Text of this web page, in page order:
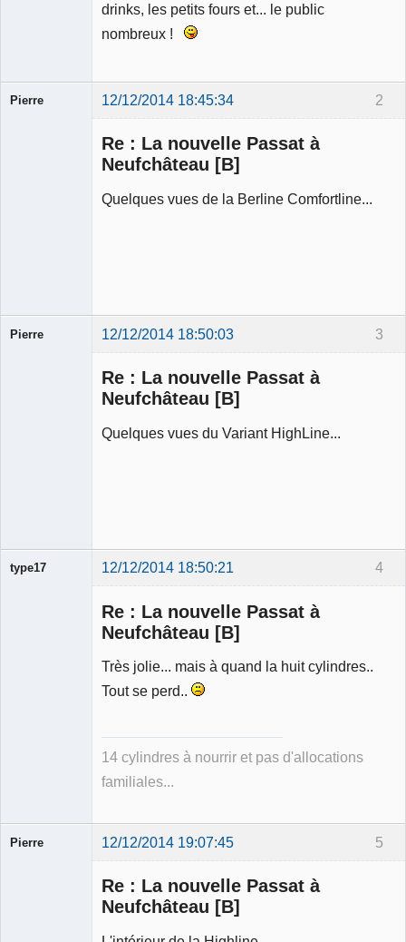
drinks, les petits fours et... le public
nombreux !
2
Pierre 12/12/2014 18:45:34
Re : La nouvelle Passat à
Neufchâteau [B]
Quelques vues de la Berline Comfortline...
3
Pierre 12/12/2014 18:50:03
Re : La nouvelle Passat à
Neufchâteau [B]
Quelques vues du Variant HighLine...
4
type17 12/12/2014 18:50:21
Re : La nouvelle Passat à
Neufchâteau [B]
Très jolie... mais à quand la huit cylindres..
Tout se perd..
14 cylindres à nourrir et pas d'allocations
familiales...
5
Pierre 12/12/2014 19:07:45
Re : La nouvelle Passat à
Neufchâteau [B]